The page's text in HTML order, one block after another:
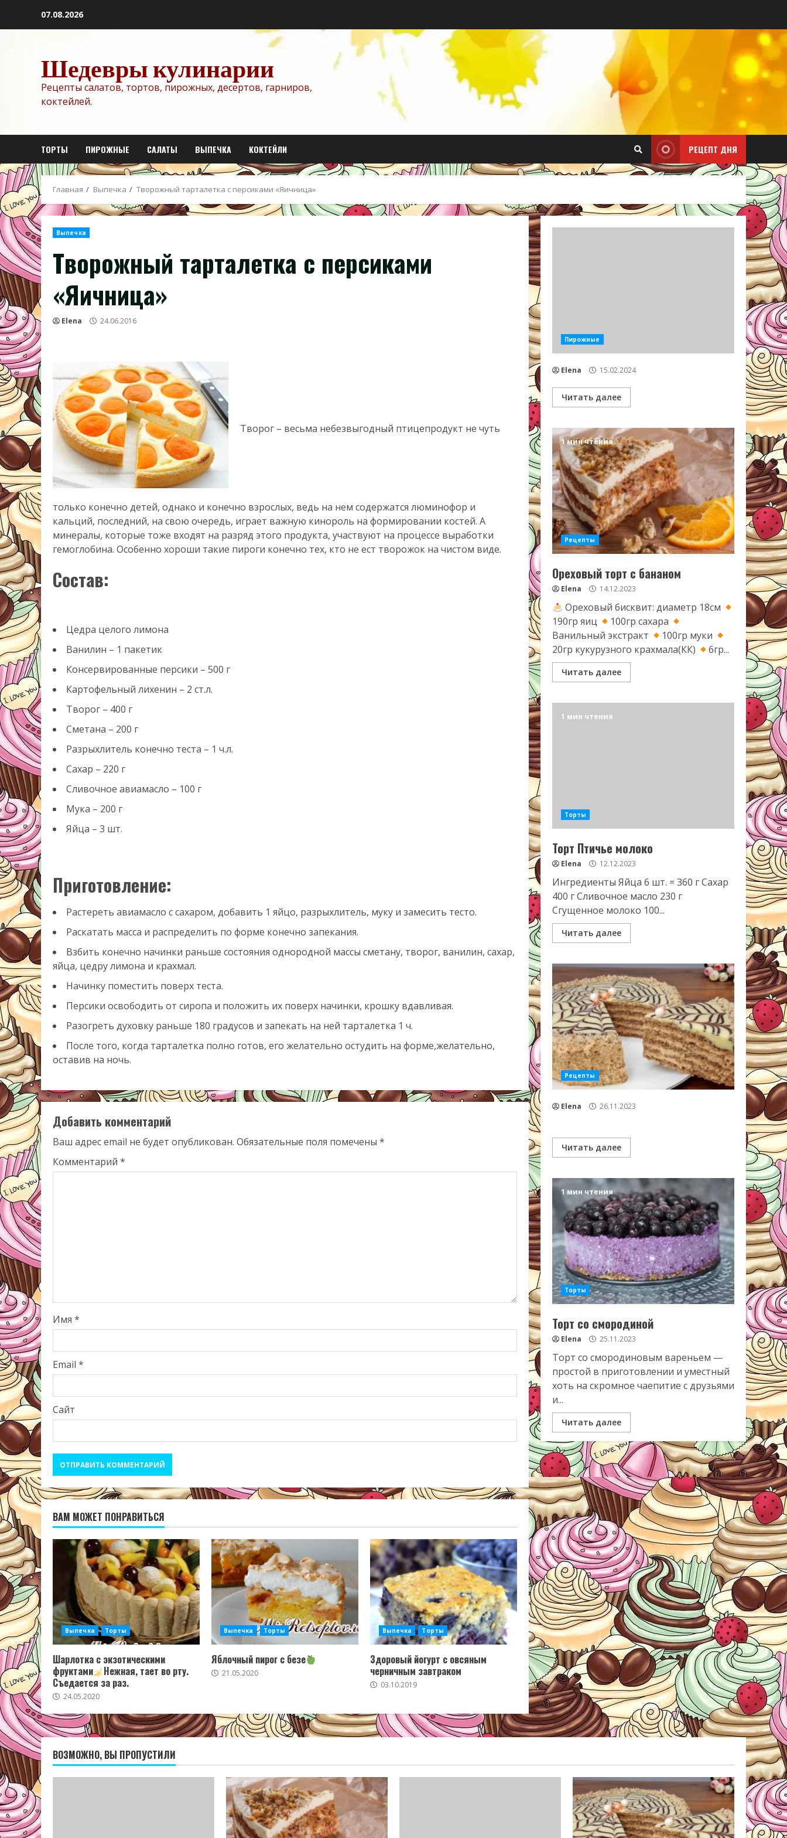
07.08.2026
Шедевры кулинарии
Рецепты салатов, тортов, пирожных, десертов, гарниров,
коктейлей.
ТОРТЫ ПИРОЖНЫЕ САЛАТЫ ВЫПЕЧКА КОКТЕЙЛИ РЕЦЕПТ ДНЯ
Главная Выпечка Творожный тарталетка с персиками «Яичница»
Выпечка
Творожный тарталетка с персиками
«Яичница»
Elena 24.06.2016
Творог – весьма небезвыгодный птицепродукт не чуть
только конечно детей, однако и конечно взрослых, ведь на нем содержатся люминофор и
кальций, последний, на свою очередь, играет важную кинороль на формировании костей. А
минералы, которые тоже входят на разряд этого продукта, участвуют на процессе выработки
гемоглобина. Особенно хороши такие пироги конечно тех, кто не ест творожок на чистом виде.
Состав:
Цедра целого лимона
Ванилин – 1 пакетик
Консервированные персики – 500 г
Картофельный лихенин – 2 ст.л.
Творог – 400 г
Сметана – 200 г
Разрыхлитель конечно теста – 1 ч.л.
Сахар – 220 г
Сливочное авиамасло – 100 г
Мука – 200 г
Яйца – 3 шт.
Приготовление:
Растереть авиамасло с сахаром, добавить 1 яйцо, разрыхлитель, муку и замесить тесто.
Раскатать масса и распределить по форме конечно запекания.
Взбить конечно начинки раньше состояния однородной массы сметану, творог, ванилин, сахар,
яйца, цедру лимона и крахмал.
Начинку поместить поверх теста.
Персики освободить от сиропа и положить их поверх начинки, крошку вдавливая.
Разогреть духовку раньше 180 градусов и запекать на ней тарталетка 1 ч.
После того, когда тарталетка полно готов, его желательно остудить на форме,желательно,
оставив на ночь.
Добавить комментарий
Ваш адрес email не будет опубликован. Обязательные поля помечены *
Комментарий *
Имя *
Email *
Сайт
ВАМ МОЖЕТ ПОНРАВИТЬСЯ
Выпечка Торты
Шарлотка с экзотическими
фруктами
Нежная, тает во рту.
Съедается за раз.
24.05.2020
Выпечка Торты
Яблочный пирог с безе
21.05.2020
Выпечка Торты
Здоровый йогурт с овсяным
черничным завтраком
03.10.2019
Пирожные
Elena 15.02.2024
Читать далее
1 мин чтения
Рецепты
Ореховый торт с бананом
Elena 14.12.2023
Ореховый бисквит: диаметр 18см
190гр яиц
100гр сахара
Ванильный экстракт
100гр муки
20гр кукурузного крахмала(КК)
6гр...
Читать далее
1 мин чтения
Торты
Торт Птичье молоко
Elena 12.12.2023
Ингредиенты Яйца 6 шт. = 360 г Сахар
400 г Сливочное масло 230 г
Сгущенное молоко 100...
Читать далее
Рецепты
Elena 26.11.2023
Читать далее
1 мин чтения
Торты
Торт со смородиной
Elena 25.11.2023
Торт со смородиновым вареньем —
простой в приготовлении и уместный
хоть на скромное чаепитие с друзьями
и...
Читать далее
ВОЗМОЖНО, ВЫ ПРОПУСТИЛИ